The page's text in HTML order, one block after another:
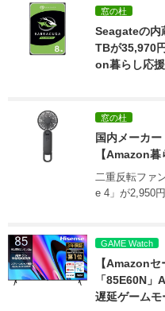
窓の杜
Seagateの内
TBが35,970
on暮らし応援
窓の杜
国内メーカ
【Amazon暮
二重反転ファ
e 4」が2,950円
GAME Watch
【Amazon
「85E60N
遅延ゲームモ